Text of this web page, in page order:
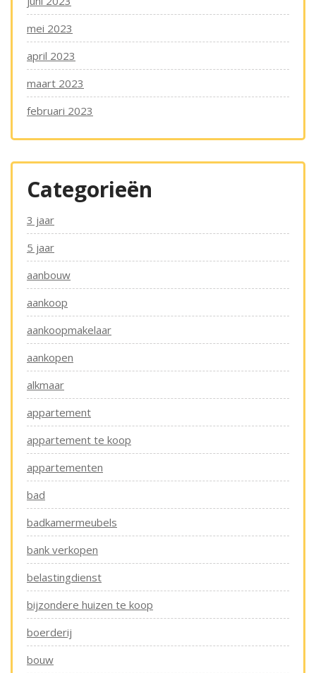
mei 2023
april 2023
maart 2023
februari 2023
Categorieën
3 jaar
5 jaar
aanbouw
aankoop
aankoopmakelaar
aankopen
alkmaar
appartement
appartement te koop
appartementen
bad
badkamermeubels
bank verkopen
belastingdienst
bijzondere huizen te koop
boerderij
bouw